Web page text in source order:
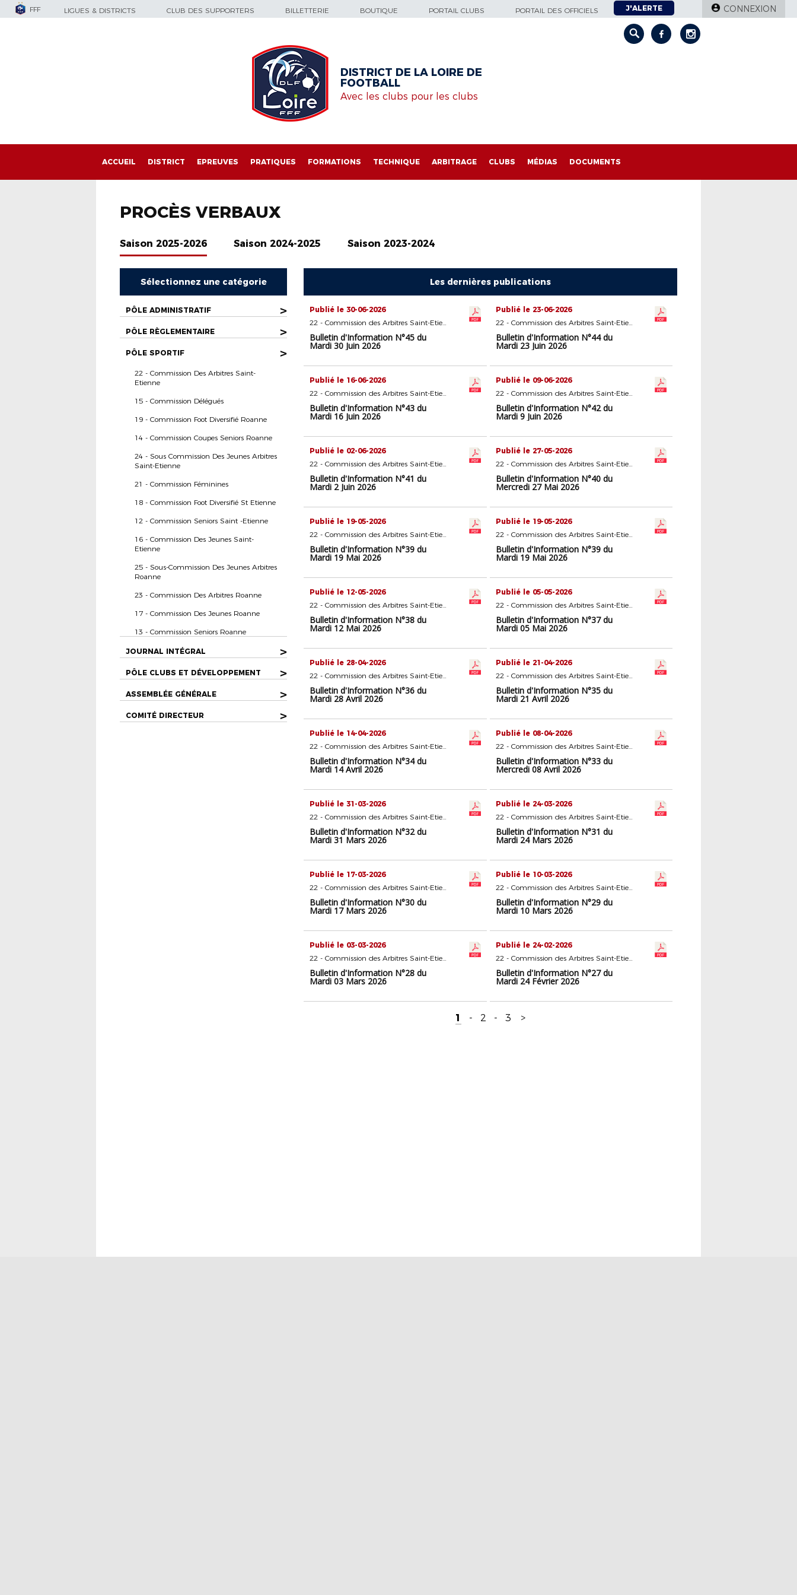
FFF LIGUES & DISTRICTS CLUB DES SUPPORTERS BILLETTERIE BOUTIQUE PORTAIL CLUBS PORTAIL DES OFFICIELS J'ALERTE CONNEXION
DISTRICT DE LA LOIRE DE
FOOTBALL
Avec les clubs pour les clubs
ACCUEIL DISTRICT EPREUVES PRATIQUES FORMATIONS TECHNIQUE ARBITRAGE CLUBS MÉDIAS DOCUMENTS
PROCÈS VERBAUX
Saison 2025-2026 Saison 2024-2025 Saison 2023-2024
Sélectionnez une catégorie
PÔLE ADMINISTRATIF >
PÔLE RÈGLEMENTAIRE >
PÔLE SPORTIF >
22 - Commission Des Arbitres Saint-
Etienne
15 - Commission Délégués
19 - Commission Foot Diversifié Roanne
14 - Commission Coupes Seniors Roanne
24 - Sous Commission Des Jeunes Arbitres
Saint-Etienne
21 - Commission Féminines
18 - Commission Foot Diversifié St Etienne
12 - Commission Seniors Saint -Etienne
16 - Commission Des Jeunes Saint-
Etienne
25 - Sous-Commission Des Jeunes Arbitres
Roanne
23 - Commission Des Arbitres Roanne
17 - Commission Des Jeunes Roanne
13 - Commission Seniors Roanne
JOURNAL INTÉGRAL >
PÔLE CLUBS ET DÉVELOPPEMENT >
ASSEMBLÉE GÉNÉRALE >
COMITÉ DIRECTEUR >
Les dernières publications
Publié le 30-06-2026
22 - Commission des Arbitres Saint-Etienne
Bulletin d'Information N°45 du
Mardi 30 Juin 2026
Publié le 23-06-2026
22 - Commission des Arbitres Saint-Etienne
Bulletin d'Information N°44 du
Mardi 23 Juin 2026
Publié le 16-06-2026
22 - Commission des Arbitres Saint-Etienne
Bulletin d'Information N°43 du
Mardi 16 Juin 2026
Publié le 09-06-2026
22 - Commission des Arbitres Saint-Etienne
Bulletin d'Information N°42 du
Mardi 9 Juin 2026
Publié le 02-06-2026
22 - Commission des Arbitres Saint-Etienne
Bulletin d'Information N°41 du
Mardi 2 Juin 2026
Publié le 27-05-2026
22 - Commission des Arbitres Saint-Etienne
Bulletin d'Information N°40 du
Mercredi 27 Mai 2026
Publié le 19-05-2026
22 - Commission des Arbitres Saint-Etienne
Bulletin d'Information N°39 du
Mardi 19 Mai 2026
Publié le 19-05-2026
22 - Commission des Arbitres Saint-Etienne
Bulletin d'Information N°39 du
Mardi 19 Mai 2026
Publié le 12-05-2026
22 - Commission des Arbitres Saint-Etienne
Bulletin d'Information N°38 du
Mardi 12 Mai 2026
Publié le 05-05-2026
22 - Commission des Arbitres Saint-Etienne
Bulletin d'Information N°37 du
Mardi 05 Mai 2026
Publié le 28-04-2026
22 - Commission des Arbitres Saint-Etienne
Bulletin d'Information N°36 du
Mardi 28 Avril 2026
Publié le 21-04-2026
22 - Commission des Arbitres Saint-Etienne
Bulletin d'Information N°35 du
Mardi 21 Avril 2026
Publié le 14-04-2026
22 - Commission des Arbitres Saint-Etienne
Bulletin d'Information N°34 du
Mardi 14 Avril 2026
Publié le 08-04-2026
22 - Commission des Arbitres Saint-Etienne
Bulletin d'Information N°33 du
Mercredi 08 Avril 2026
Publié le 31-03-2026
22 - Commission des Arbitres Saint-Etienne
Bulletin d'Information N°32 du
Mardi 31 Mars 2026
Publié le 24-03-2026
22 - Commission des Arbitres Saint-Etienne
Bulletin d'Information N°31 du
Mardi 24 Mars 2026
Publié le 17-03-2026
22 - Commission des Arbitres Saint-Etienne
Bulletin d'Information N°30 du
Mardi 17 Mars 2026
Publié le 10-03-2026
22 - Commission des Arbitres Saint-Etienne
Bulletin d'Information N°29 du
Mardi 10 Mars 2026
Publié le 03-03-2026
22 - Commission des Arbitres Saint-Etienne
Bulletin d'Information N°28 du
Mardi 03 Mars 2026
Publié le 24-02-2026
22 - Commission des Arbitres Saint-Etienne
Bulletin d'Information N°27 du
Mardi 24 Février 2026
1 - 2 - 3 >